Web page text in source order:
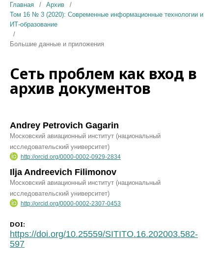
Главная / Архив
/
Том 16 № 3 (2020): Современные информационные технологии и
ИТ-образование
/
Большие данные и приложения
Сеть проблем как вход в
архив документов
Andrey Petrovich Gagarin
Московский авиационный институт (национальный
исследовательский университет)
http://orcid.org/0000-0002-0929-2834
Ilja Andreevich Filimonov
Московский авиационный институт (национальный
исследовательский университет)
http://orcid.org/0000-0002-2307-0453
DOI:
https://doi.org/10.25559/SITITO.16.202003.582-
597